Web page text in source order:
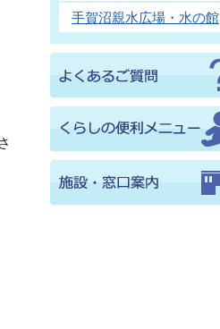
手賀沼親水広場・水の館